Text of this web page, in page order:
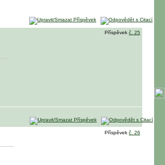
Příspěvek č. 25
Příspěvek č. 26